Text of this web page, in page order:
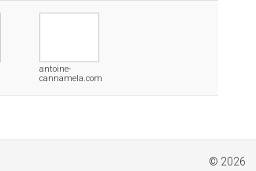
antoine-
cannamela.com
© 2026